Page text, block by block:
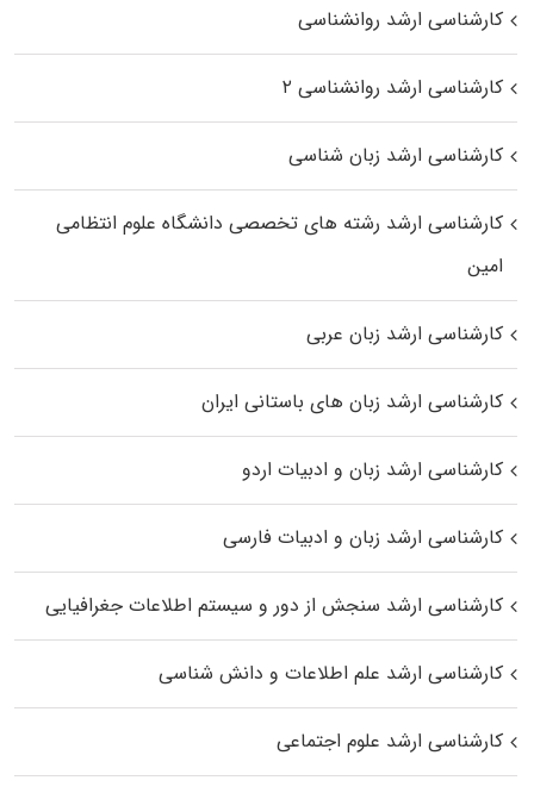
کارشناسی ارشد روانشناسی
کارشناسی ارشد روانشناسی ۲
کارشناسی ارشد زبان شناسی
کارشناسی ارشد رﺷﺘﻪ ﻫﺎی تخصصی داﻧﺸﮕﺎه ﻋﻠﻮم انتظامی
اﻣﻴﻦ
کارشناسی ارشد زبان عربی
کارشناسی ارشد زبان‌ های باستانی ایران
کارشناسی ارشد زبان و ادبیات اردو
کارشناسی ارشد زبان و ادبیات فارسی
کارشناسی ارشد سنجش از دور و سیستم اطلاعات جغرافیایی
کارشناسی ارشد علم اطلاعات و دانش شناسی
کارشناسی ارشد علوم اجتماعی